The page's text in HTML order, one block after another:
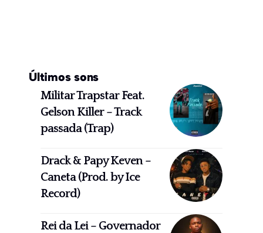
Últimos sons
Militar Trapstar Feat.
Gelson Killer – Track
passada (Trap)
Drack & Papy Keven –
Caneta (Prod. by Ice
Record)
Rei da Lei – Governador